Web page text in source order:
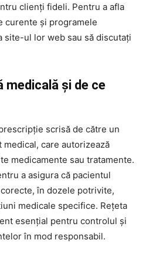
clienți fideli. Pentru a afla
curente și programele
ul lor web sau să discutați
medicală și de ce
scrisă de către un
care autorizează
medicamente sau tratamente.
a asigura că pacientul
în dozele potrivite,
medicale specifice. Rețeta
esențial pentru controlul și
în mod responsabil.